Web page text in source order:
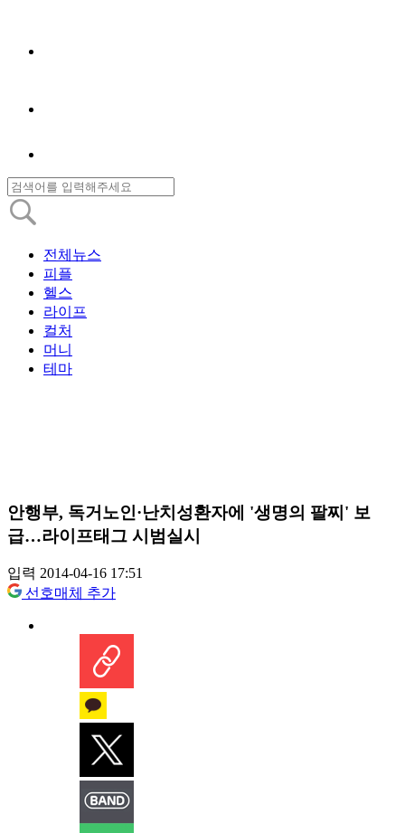
전체뉴스
피플
헬스
라이프
컬처
머니
테마
안행부, 독거노인·난치성환자에 '생명의 팔찌' 보
급…라이프태그 시범실시
입력 2014-04-16 17:51
선호매체 추가